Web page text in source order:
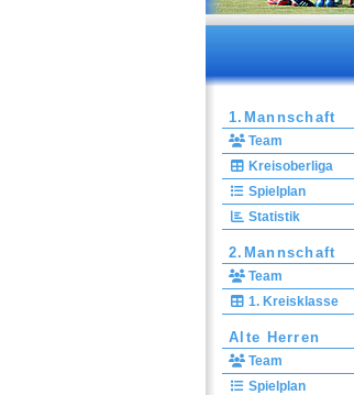
1.Mannschaft
Team
Kreisoberliga
Spielplan
Statistik
2.Mannschaft
Team
1. Kreisklasse
Alte Herren
Team
Spielplan